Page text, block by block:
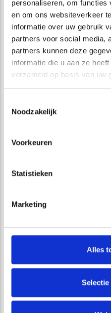
personaliseren, om functies
en om ons websiteverkeer
informatie over uw gebruik
partners voor social media,
partners kunnen deze
informatie die u aan ze
verzameld op basis van uw
Noodzakelijk
Voorkeuren
Statistieken
Marketing
Alles
Selectie
VAKGEBIED
BODEM & WATER
DIENSTEN
BEHEERPLANNEN EN -
NUTRIËNTENONDERZOEK